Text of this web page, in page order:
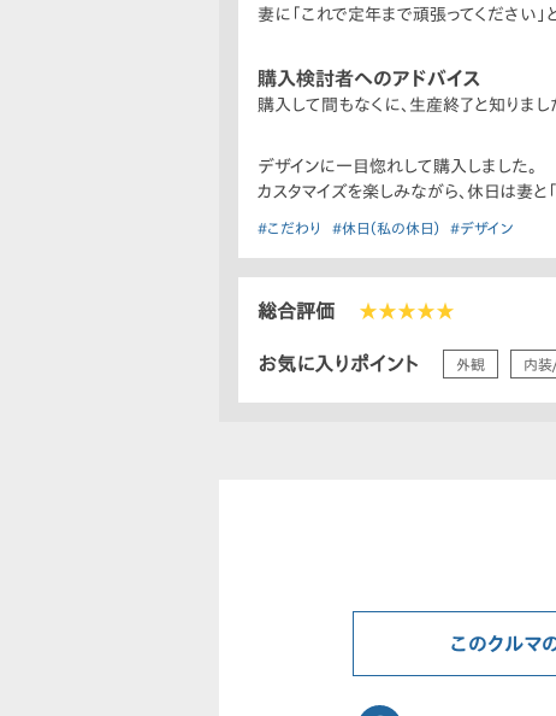
妻に「これで定年まで頑張ってください
購入検討者へのアドバイス
購入して間もなくに、生産終了と知りました
デザインに一目惚れして購入しました。
カスタマイズを楽しみながら、休日は妻と
#こだわり #休日（私の休日） #デザイン
総合評価 ★★★★★
お気に入りポイント 外観 内装
このクルマ